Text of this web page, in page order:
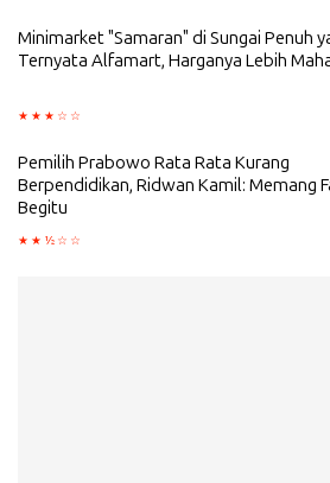
Minimarket "Samaran" di Sungai Penuh
Ternyata Alfamart, Harganya Lebih
Pemilih Prabowo Rata Rata Kurang
Berpendidikan, Ridwan Kamil: Memang
Begitu